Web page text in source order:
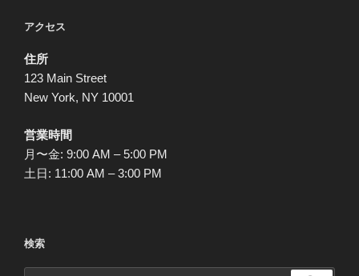
ン
アクセス
住所
123 Main Street
New York, NY 10001
営業時間
月〜金: 9:00 AM – 5:00 PM
土日: 11:00 AM – 3:00 PM
検索